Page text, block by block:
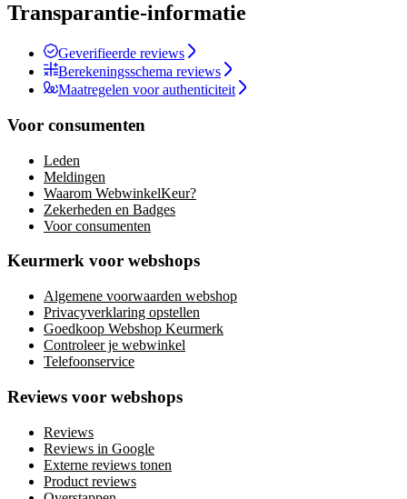
Transparantie-informatie
Geverifieerde reviews
Berekeningsschema reviews
Maatregelen voor authenticiteit
Voor consumenten
Leden
Meldingen
Waarom WebwinkelKeur?
Zekerheden en Badges
Voor consumenten
Keurmerk voor webshops
Algemene voorwaarden webshop
Privacyverklaring opstellen
Goedkoop Webshop Keurmerk
Controleer je webwinkel
Telefoonservice
Reviews voor webshops
Reviews
Reviews in Google
Externe reviews tonen
Product reviews